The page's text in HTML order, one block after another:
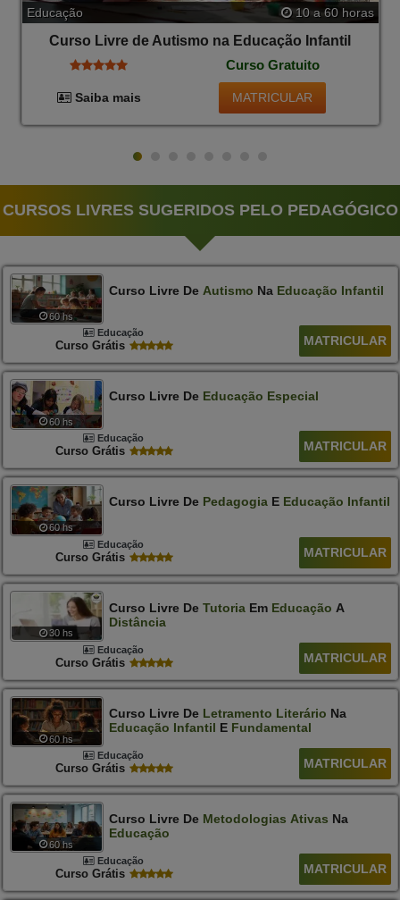
Educação 10 a 60 horas
Curso Livre de Autismo na Educação Infantil
Curso Gratuito
Saiba mais MATRICULAR
CURSOS LIVRES SUGERIDOS PELO PEDAGÓGICO
60 hs
Curso Livre De Autismo Na Educação Infantil
Educação
Curso Grátis MATRICULAR
60 hs
Curso Livre De Educação Especial
Educação
Curso Grátis MATRICULAR
60 hs
Curso Livre De PedagogiaE Educação Infantil
Educação
Curso Grátis MATRICULAR
30 hs
Curso Livre De TutoriaEm Educação A
Distância
Educação
Curso Grátis MATRICULAR
60 hs
Curso Livre De Letramento Literário Na
Educação Infantil E Fundamental
Educação
Curso Grátis MATRICULAR
60 hs
Curso Livre De Metodologias Ativas Na
Educação
Educação
Curso Grátis MATRICULAR